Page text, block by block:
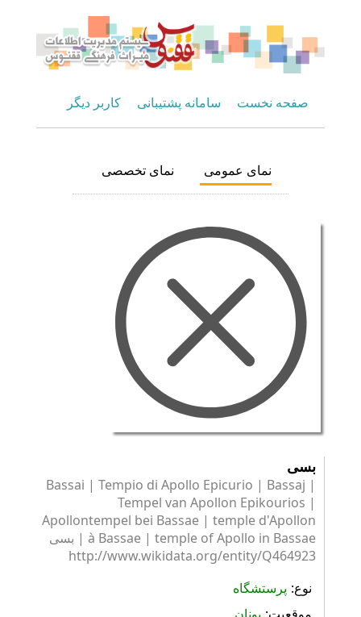
صفحه نخست سامانه پشتیبانی کاربر دیگر
نمای عمومی نمای تخصصی
بسی
Bassai | Tempio di Apollo Epicurio | Bassaj |
Tempel van Apollon Epikourios |
Apollontempel bei Bassae | temple d'Apollon
à Bassae | temple of Apollo in Bassae | بسی
http://www.wikidata.org/entity/Q464923
نوع پرستشگاه